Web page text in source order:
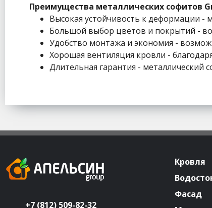
Преимущества металлических софитов
Высокая устойчивость к деформации -
Большой выбор цветов и покрытий -
Удобство монтажа и экономия -
Хорошая вентиляция кровли -
Длительная гарантия - металлический
+7 (812) 509-82-32
Кровля
Фасад